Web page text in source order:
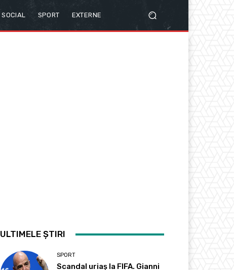
SOCIAL SPORT EXTERNE
ULTIMELE ȘTIRI
SPORT
Scandal uriaș la FIFA. Gianni